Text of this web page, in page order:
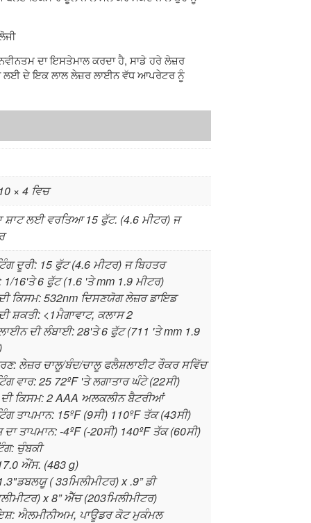
ਦਾ ਇਸਤੇਮਾਲ ਕਰਦਾ ਹੈ, ਸਾਡੇ ਹਰੇ ਲੇਜ਼ਰ
ਲਈ ਦੇ ਇਕ ਲਾਲ ਲੇਜ਼ਰ ਲਾਈਨ ਵੱਧ ਆਪਰੇਟਰ ਨੂੰ
× 4 ਵਿਚ
ਸ਼ਾਟ ਲਈ ਵਰਤਿਆ 15 ਫੁੱਟ. (4.6 ਮੀਟਰ) ਜ
ਦੂਰੀ: 15 ਫੁੱਟ (4.6 ਮੀਟਰ) ਜ ਬਿਹਤਰ
1/16'ਤੇ 6 ਫੁੱਟ (1.6 'ਤੇ mm 1.9 ਮੀਟਰ)
ਕਿਸਮ: 532nm ਦਿਸਣਯੋਗ ਲੇਜ਼ਰ ਡਾਇਡ
ਸ਼ਕਤੀ: <1ਮੈਗਾਵਾਟ, ਕਲਾਸ 2
ਦੀ ਲੰਬਾਈ: 28'ਤੇ 6 ਫੁੱਟ (711 'ਤੇ mm 1.9
ਲੇਜ਼ਰ ਚਾਲੂ/ਬੰਦ/ਚਾਲੂ ਫਲੈਸ਼ਲਾਈਟ ਰੌਕਰ ਸਵਿੱਚ
ਵਾਰ: 25 72ºF 'ਤੇ ਲਗਾਤਾਰ ਘੰਟੇ (22ਸੀ)
ਦੀ ਕਿਸਮ: 2 AAA ਅਲਕਲੀਨ ਬੈਟਰੀਆਂ
ਤਾਪਮਾਨ: 15ºF (9ਸੀ) 110ºF ਤੱਕ (43ਸੀ)
ਤਾਪਮਾਨ: -4ºF (-20ਸੀ) 140ºF ਤੱਕ (60ਸੀ)
ਚੁੰਬਕੀ
ਔਂਸ. (483 g)
( 33ਮਿਲੀਮੀਟਰ) x .9” ਡੀ
x 8” ਐੱਚ (203ਮਿਲੀਮੀਟਰ)
ਐਲਮੀਨੀਅਮ, ਪਾਊਡਰ ਕੋਟ ਮੁਕੰਮਲ